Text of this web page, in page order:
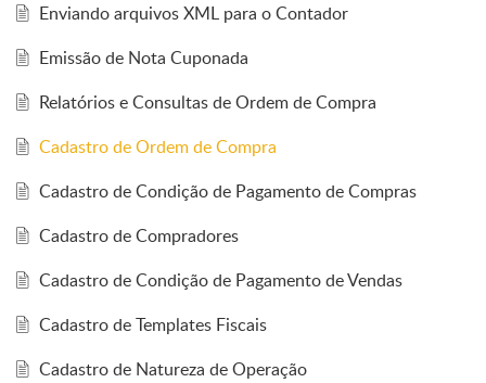
Enviando arquivos XML para o Contador
Emissão de Nota Cuponada
Relatórios e Consultas de Ordem de Compra
Cadastro de Ordem de Compra
Cadastro de Condição de Pagamento de Compras
Cadastro de Compradores
Cadastro de Condição de Pagamento de Vendas
Cadastro de Templates Fiscais
Cadastro de Natureza de Operação